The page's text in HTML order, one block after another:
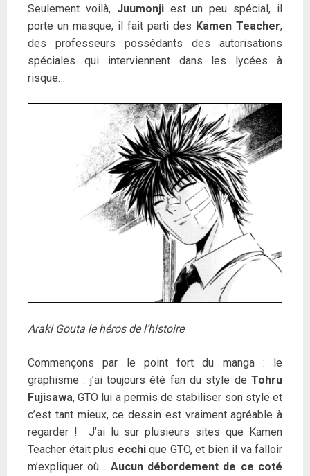
Seulement voilà, Juumonji est un peu spécial, il
porte un masque, il fait parti des Kamen Teacher,
des professeurs possédants des autorisations
spéciales qui interviennent dans les lycées à
risque…
Araki Gouta le héros de l’histoire
Commençons par le point fort du manga : le
graphisme : j’ai toujours été fan du style de Tohru
Fujisawa, GTO lui a permis de stabiliser son style et
c’est tant mieux, ce dessin est vraiment agréable à
regarder ! J’ai lu sur plusieurs sites que Kamen
Teacher était plus ecchi que GTO, et bien il va falloir
m’expliquer où… Aucun débordement de ce coté